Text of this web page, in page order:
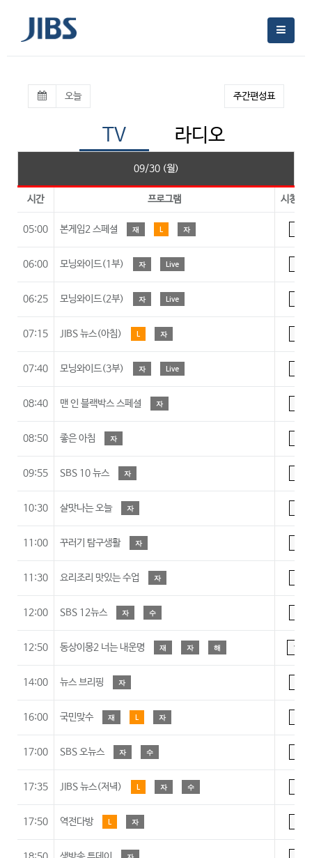
오늘
TV 라디오
주간편성표
09/30 (월)
시간 프로그램 시청등
05:00 본게임2 스페셜 재 L 자
06:00 모닝와이드(1부) 자 Live
06:25 모닝와이드(2부) 자 Live
07:15 JIBS 뉴스(아침) L 자
07:40 모닝와이드(3부) 자 Live
08:40 맨 인 블랙박스 스페셜 자
08:50 좋은 아침 자
09:55 SBS 10 뉴스 자
10:30 살맛나는 오늘 자
11:00 꾸러기 탐구생활 자
11:30 요리조리 맛있는 수업 자
12:00 SBS 12뉴스 자 수
12:50 동상이몽2 너는 내운명 재 자 해 15
14:00 뉴스 브리핑 자
16:00 국민맞수 재 L 자
17:00 SBS 오뉴스 자 수
17:35 JIBS 뉴스(저녁) L 자 수
17:50 역전다방 L 자